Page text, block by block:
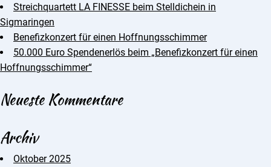
Streichquartett LA FINESSE beim Stelldichein in
Sigmaringen
Benefizkonzert für einen Hoffnungsschimmer
50.000 Euro Spendenerlös beim „Benefizkonzert für einen
Hoffnungsschimmer“
Neueste Kommentare
Archiv
Oktober 2025